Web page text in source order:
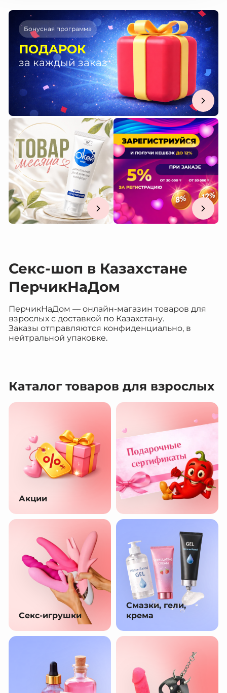
Бонусная программа
ПОДАРОК
за каждый заказ
Секс-шоп в Казахстане
ПерчикНаДом
ПерчикНаДом — онлайн-магазин товаров для
взрослых с доставкой по Казахстану.
Заказы отправляются конфиденциально, в
нейтральной упаковке.
Каталог товаров для взрослых
Акции
Секс-игрушки
Смазки, гели,
крема